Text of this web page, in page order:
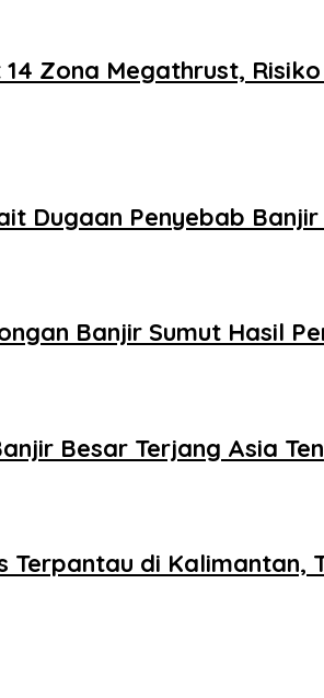
Zona Megathrust,
Dugaan Penyebab
Banjir Sumut Hasil
Besar Terjang Asia
Terpantau di Kalimantan,